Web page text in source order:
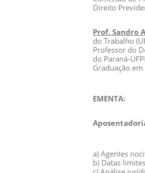
Direito
Prof. Sandro
do Trabalho
Professor do
do Paraná-
Graduação
EMENTA:
a) Agentes
b) Datas limites